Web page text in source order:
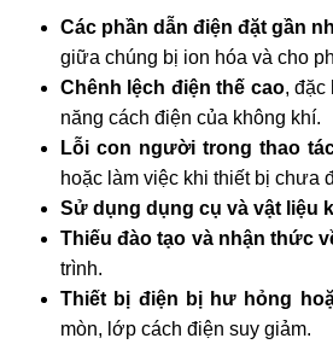
Các phần dẫn điện đặt gần
giữa chúng bị ion hóa và cho
Chênh lệch điện thế cao, đặc
năng cách điện của không khí.
Lỗi con người trong thao
hoặc làm việc khi thiết bị chưa
Sử dụng dụng cụ và vật liệu
Thiếu đào tạo và nhận thức
trình.
Thiết bị điện bị hư hỏng
mòn, lớp cách điện suy giảm.